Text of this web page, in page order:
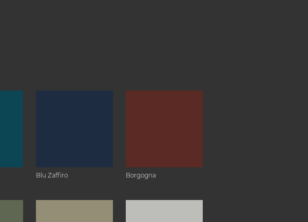
Blu Zaffiro Borgogna